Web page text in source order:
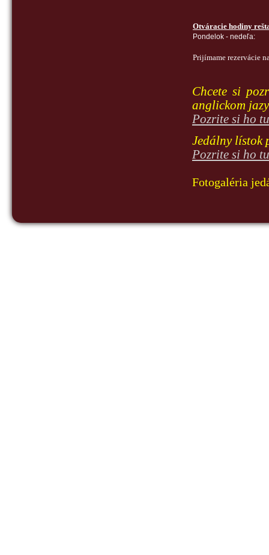
Otváracie hodiny
Pondelok - nedeľa:
Prijímame rezervácie
Chcete si
anglickom
Pozrite si ho
Jedálny lístok
Pozrite si ho
Fotogaléria